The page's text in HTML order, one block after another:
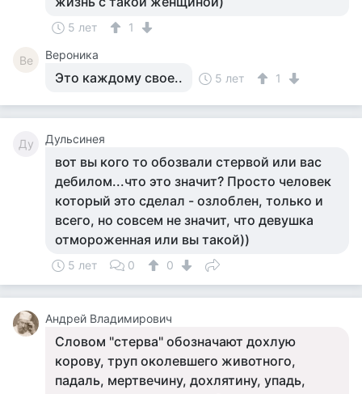
5 лет 1
Ве Вероника
Это каждому свое.. 5 лет 1
Ду Дульсинея
вот вы кого то обозвали стервой или вас
дебилом...что это значит? Просто человек
который это сделал - озлоблен, только и
всего, но совсем не значит, что девушка
отмороженная или вы такой))
5 лет 0 0
Андрей Владимирович
Словом "стерва" обозначают дохлую
корову, труп околевшего животного,
падаль, мертвечину, дохлятину, упадь,